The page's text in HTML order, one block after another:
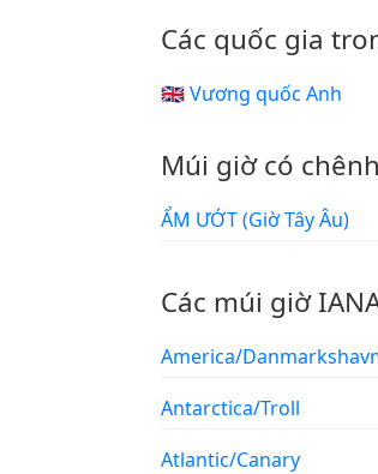
Các quốc gia
🇬🇧 Vương quốc Anh
Múi giờ có
ẨM ƯỚT (Giờ Tây Âu)
Các múi giờ
America/
Antarctica/Troll
Atlantic/Canary